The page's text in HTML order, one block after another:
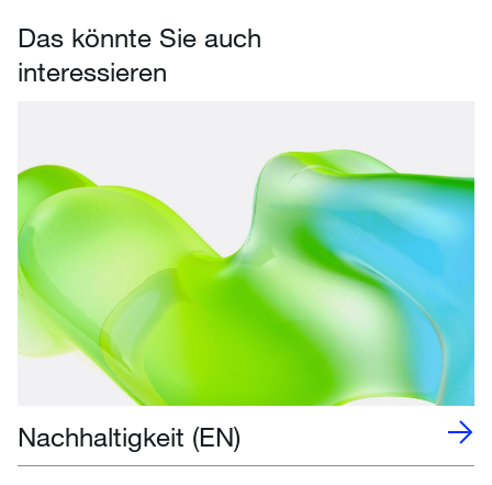
Das könnte Sie auch
interessieren
Nachhaltigkeit (EN)